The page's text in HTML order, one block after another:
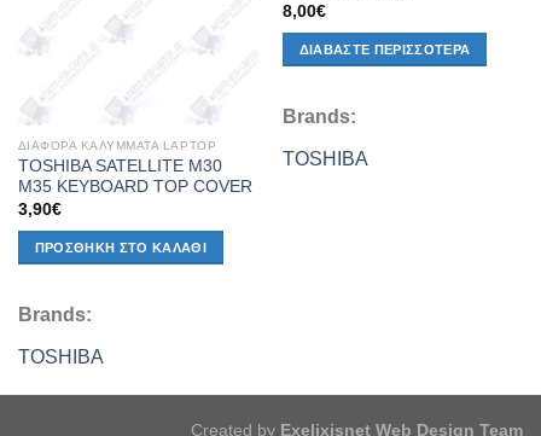
ΔΙΑΦΟΡΑ ΚΑΛΥΜΜΑΤΑ LAPTOP
TOSHIBA SATELLITE M30
M35 KEYBOARD TOP COVER
3,90€
ΠΡΟΣΘΉΚΗ ΣΤΟ ΚΑΛΆΘΙ
Brands:
TOSHIBA
8,00€
ΔΙΑΒΆΣΤΕ ΠΕΡΙΣΣΌΤΕΡΑ
Brands:
TOSHIBA
Created by Exelixisnet Web Design Team